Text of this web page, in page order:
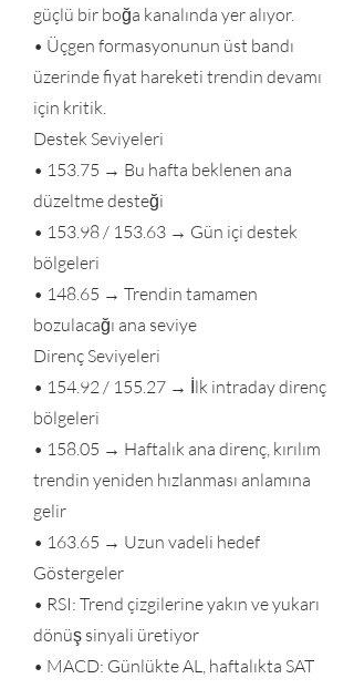
güçlü bir boğa kanalında yer alıyor.
• Üçgen formasyonunun üst bandı
üzerinde fiyat hareketi trendin devamı
için kritik.
Destek Seviyeleri
• 153.75 → Bu hafta beklenen ana
düzeltme desteği
• 153.98 / 153.63 → Gün içi destek
bölgeleri
• 148.65 → Trendin tamamen
bozulacağı ana seviye
Direnç Seviyeleri
• 154.92 / 155.27 → İlk intraday direnç
bölgeleri
• 158.05 → Haftalık ana direnç, kırılım
trendin yeniden hızlanması anlamına
gelir
• 163.65 → Uzun vadeli hedef
Göstergeler
• RSI: Trend çizgilerine yakın ve yukarı
dönüş sinyali üretiyor
• MACD: Günlükte AL, haftalıkta SAT